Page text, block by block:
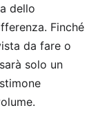
dello
Finché
da fare o
solo un